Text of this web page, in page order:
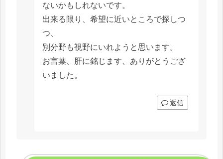
ないかもしれないです。
出来る限り、希望に近いところで探しつ
つ、
別分野も視野にいれようと思います。
お言葉、肝に銘じます、ありがとうござ
いました。
返信